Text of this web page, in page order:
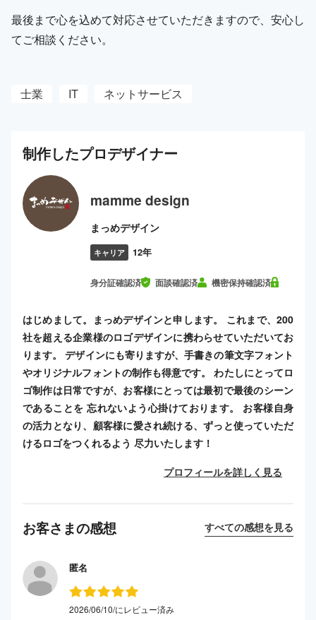
最後まで心を込めて対応させていただきますので、安心し
てご相談ください。
士業 IT ネットサービス
制作したプロデザイナー
mamme design
まっめデザイン
キャリア 12年
身分証確認済 面談確認済 機密保持確認済
はじめまして。まっめデザインと申します。 これまで、200
社を超える企業様のロゴデザインに携わらせていただいてお
ります。 デザインにも寄りますが、手書きの筆文字フォント
やオリジナルフォントの制作も得意です。 わたしにとってロ
ゴ制作は日常ですが、お客様にとっては最初で最後のシーン
であることを 忘れないよう心掛けております。 お客様自身
の活力となり、顧客様に愛され続ける、ずっと使っていただ
けるロゴをつくれるよう 尽力いたします！
プロフィールを詳しく見る
お客さまの感想 すべての感想を見る
匿名
2026/06/10/にレビュー済み